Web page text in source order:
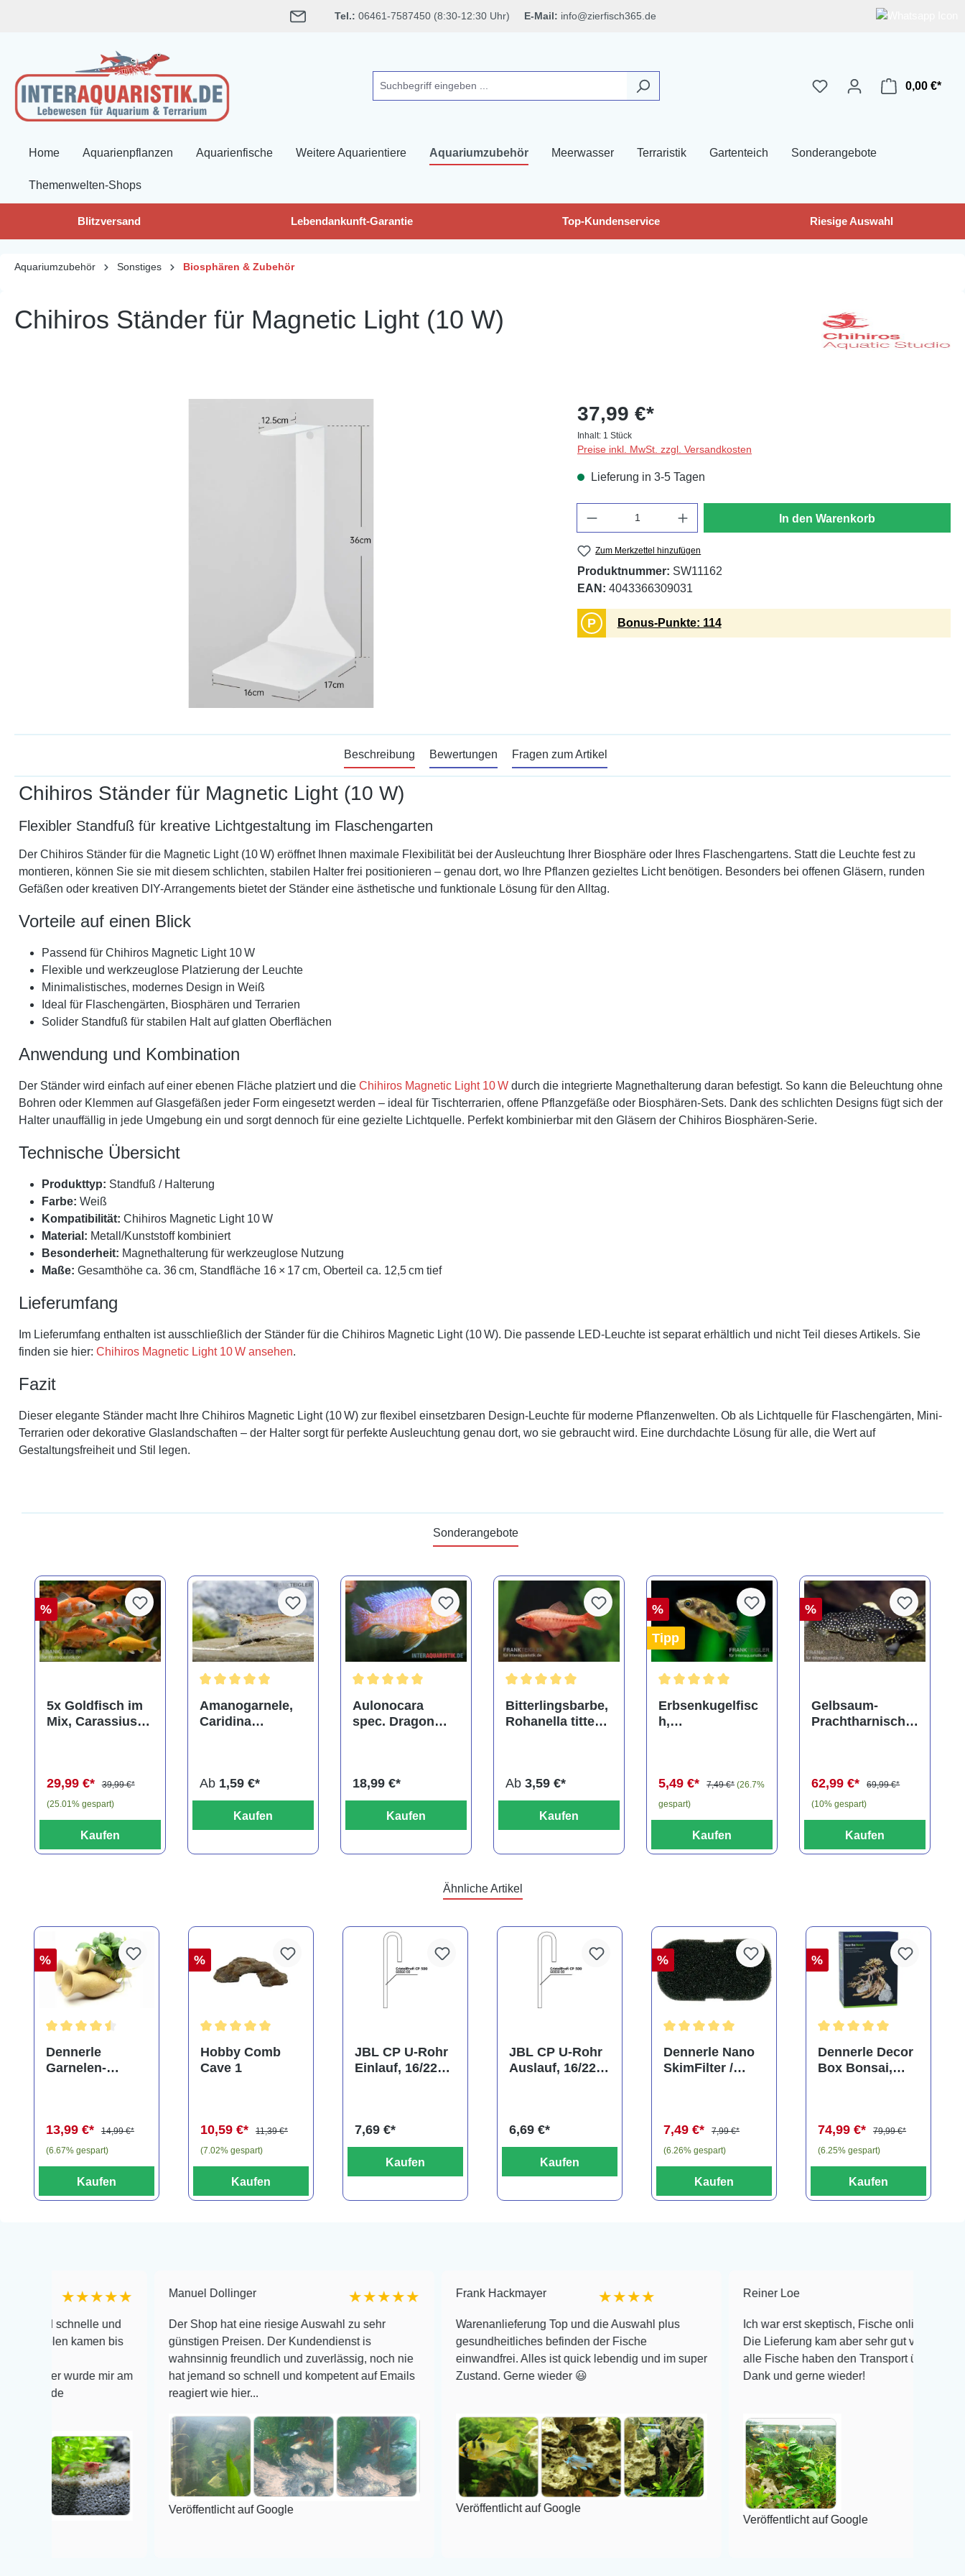
Tel.: 06461-7587450 (8:30-12:30 Uhr) E-Mail: info@zierfisch365.de
0,00 €*
Home Aquarienpflanzen Aquarienfische Weitere Aquarientiere Aquariumzubehör Meerwasser Terraristik Gartenteich Sonderangebote
Themenwelten-Shops
Blitzversand Lebendankunft-Garantie Top-Kundenservice Riesige Auswahl
Aquariumzubehör Sonstiges Biosphären & Zubehör
Chihiros Ständer für Magnetic Light (10 W)
37,99 €*
Inhalt: 1 Stück
Preise inkl. MwSt. zzgl. Versandkosten
Lieferung in 3-5 Tagen
In den Warenkorb
Zum Merkzettel hinzufügen
Produktnummer: SW11162
EAN: 4043366309031
P Bonus-Punkte: 114
Beschreibung Bewertungen Fragen zum Artikel
Chihiros Ständer für Magnetic Light (10 W)
Flexibler Standfuß für kreative Lichtgestaltung im Flaschengarten
Der Chihiros Ständer für die Magnetic Light (10 W) eröffnet Ihnen maximale Flexibilität bei der Ausleuchtung Ihrer Biosphäre oder Ihres Flaschengartens. Statt die Leuchte fest zu
montieren, können Sie sie mit diesem schlichten, stabilen Halter frei positionieren – genau dort, wo Ihre Pflanzen gezieltes Licht benötigen. Besonders bei offenen Gläsern, runden
Gefäßen oder kreativen DIY-Arrangements bietet der Ständer eine ästhetische und funktionale Lösung für den Alltag.
Vorteile auf einen Blick
Passend für Chihiros Magnetic Light 10 W
Flexible und werkzeuglose Platzierung der Leuchte
Minimalistisches, modernes Design in Weiß
Ideal für Flaschengärten, Biosphären und Terrarien
Solider Standfuß für stabilen Halt auf glatten Oberflächen
Anwendung und Kombination
Der Ständer wird einfach auf einer ebenen Fläche platziert und die Chihiros Magnetic Light 10 W durch die integrierte Magnethalterung daran befestigt. So kann die Beleuchtung ohne
Bohren oder Klemmen auf Glasgefäßen jeder Form eingesetzt werden – ideal für Tischterrarien, offene Pflanzgefäße oder Biosphären-Sets. Dank des schlichten Designs fügt sich der
Halter unauffällig in jede Umgebung ein und sorgt dennoch für eine gezielte Lichtquelle. Perfekt kombinierbar mit den Gläsern der Chihiros Biosphären-Serie.
Technische Übersicht
Produkttyp: Standfuß / Halterung
Farbe: Weiß
Kompatibilität: Chihiros Magnetic Light 10 W
Material: Metall/Kunststoff kombiniert
Besonderheit: Magnethalterung für werkzeuglose Nutzung
Maße: Gesamthöhe ca. 36 cm, Standfläche 16 × 17 cm, Oberteil ca. 12,5 cm tief
Lieferumfang
Im Lieferumfang enthalten ist ausschließlich der Ständer für die Chihiros Magnetic Light (10 W). Die passende LED-Leuchte ist separat erhältlich und nicht Teil dieses Artikels. Sie
finden sie hier: Chihiros Magnetic Light 10 W ansehen.
Fazit
Dieser elegante Ständer macht Ihre Chihiros Magnetic Light (10 W) zur flexibel einsetzbaren Design-Leuchte für moderne Pflanzenwelten. Ob als Lichtquelle für Flaschengärten, Mini-
Terrarien oder dekorative Glaslandschaften – der Halter sorgt für perfekte Ausleuchtung genau dort, wo sie gebraucht wird. Eine durchdachte Lösung für alle, die Wert auf
Gestaltungsfreiheit und Stil legen.
Sonderangebote
%
5x Goldfisch im
Mix, Carassius
29,99 €*
39,99 €*
(25.01% gespart)
Kaufen
Amanogarnele,
Caridina
Ab 1,59 €*
Kaufen
Aulonocara
spec. Dragon
18,99 €*
Kaufen
Bitterlingsbarbe,
Rohanella titteya,
Ab 3,59 €*
Kaufen
%
Tipp
Erbsenkugelfisc
h,
5,49 €*
7,49 €* (26.7%
gespart)
Kaufen
%
Gelbsaum-
Prachtharnischw
62,99 €*
69,99 €*
(10% gespart)
Kaufen
Ähnliche Artikel
%
Dennerle
Garnelen-
3er Tonamphore
13,99 €*
14,99 €*
(6.67% gespart)
Kaufen
%
Hobby Comb
Cave 1
10,59 €*
11,39 €*
(7.02% gespart)
Kaufen
JBL CP U-Rohr
Einlauf, 16/22
7,69 €*
Kaufen
JBL CP U-Rohr
Auslauf, 16/22
6,69 €*
Kaufen
%
Dennerle Nano
SkimFilter /
7,49 €*
7,99 €*
(6.26% gespart)
Kaufen
%
Dennerle Decor
Box Bonsai,
74,99 €*
79,99 €*
(6.25% gespart)
Kaufen
★★★★★
und
kamen bis
wurde mir am
Manuel Dollinger ★★★★★
Der Shop hat eine riesige Auswahl zu sehr
günstigen Preisen. Der Kundendienst is
wahnsinnig freundlich und zuverlässig, noch nie
hat jemand so schnell und kompetent auf Emails
reagiert wie hier...
Veröffentlicht auf Google
Frank Hackmayer ★★★★
Warenanlieferung Top und die Auswahl plus
gesundheitliches befinden der Fische
einwandfrei. Alles ist quick lebendig und im super
Zustand. Gerne wieder 😃
Veröffentlicht auf Google
Reiner Loe
Ich war erst skeptisch, Fische online zu bestellen!
Die Lieferung kam aber sehr gut verpackt an und
alle Fische haben den Transport überlebt! Vielen
Dank und gerne wieder!
Veröffentlicht auf Google